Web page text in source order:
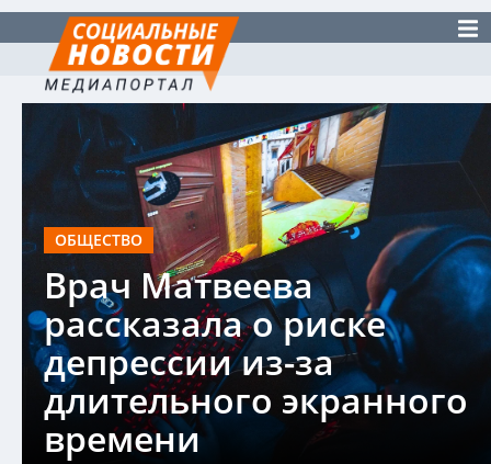
ОБЩЕСТВО
Врач Матвеева
рассказала о риске
депрессии из-за
длительного экранного
времени